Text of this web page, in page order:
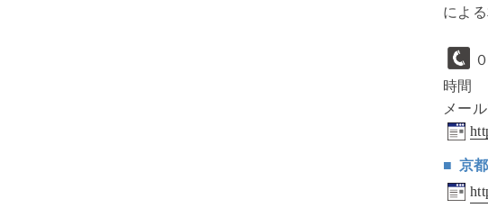
によ
時間
メー
京